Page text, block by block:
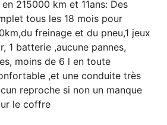
en 215000 km et 11ans: Des
tous les 18 mois pour
freinage et du pneu,1 jeux
1 batterie ,aucune pannes,
moins de 6 l en toute
,et une conduite très
reproche si non un manque
le coffre